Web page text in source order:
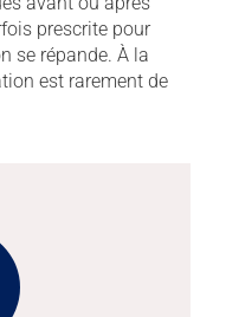
prescrite pour
se répande. À la
est rarement de